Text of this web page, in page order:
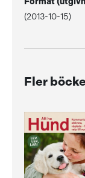
(2013-10-15)
Fler